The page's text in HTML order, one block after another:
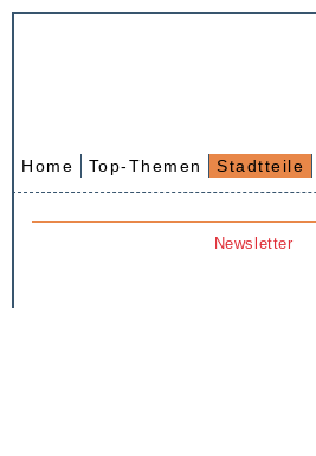
Home Top-Themen Stadtteile
Newsletter